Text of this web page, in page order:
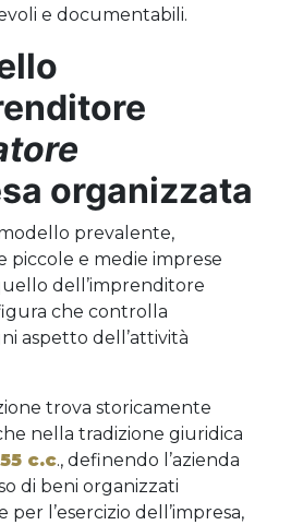
e documentabili.
organizzata
prevalente,
e medie imprese
dell’imprenditore
che controlla
aspetto dell’attività
trova storicamente
nella tradizione giuridica
c.c., definendo l’azienda
di beni organizzati
l’esercizio dell’impresa,